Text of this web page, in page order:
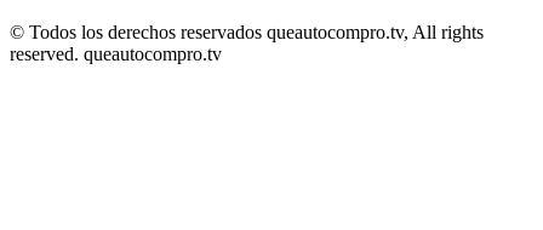
© Todos los derechos reservados queautocompro.tv, All rights
reserved. queautocompro.tv